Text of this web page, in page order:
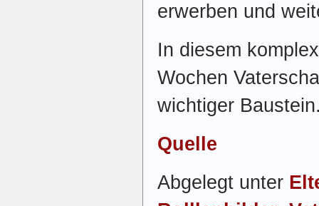
erwerben und
In diesem
Wochen
wichtiger
Quelle
Abgelegt unter